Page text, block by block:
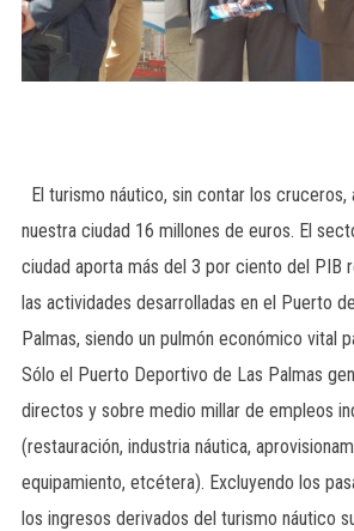
El turismo náutico, sin contar los cruceros,
nuestra ciudad 16 millones de euros. El
ciudad aporta más del 3 por ciento del PIB
las actividades desarrolladas en el Puerto
Palmas, siendo un pulmón económico vital
Sólo el Puerto Deportivo de Las Palmas
directos y sobre medio millar de empleos
(restauración, industria náutica,
equipamiento, etcétera). Excluyendo los
los ingresos derivados del turismo náutico